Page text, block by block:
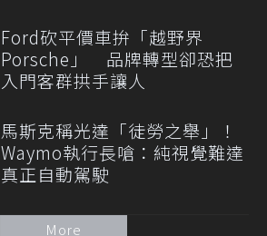
Ford砍平價車拚「越野界
Porsche」 品牌轉型卻恐把
入門客群拱手讓人
馬斯克稱光達「徒勞之舉」！
Waymo執行長嗆：純視覺難達
真正自動駕駛
More